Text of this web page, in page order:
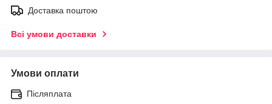
Доставка поштою
Всі умови доставки
Умови оплати
Післяплата